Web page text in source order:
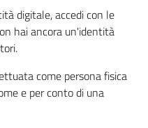
digitale, accedi con le
hai ancora un'identità
come persona fisica
e per conto di una